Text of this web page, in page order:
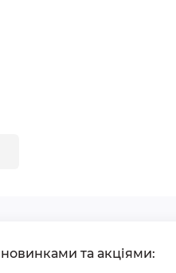
новинками та акціями: